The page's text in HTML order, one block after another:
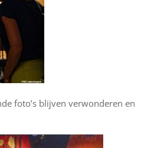
foto’s blijven verwonderen en